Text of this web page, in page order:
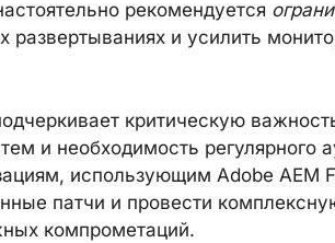
рекомендуется
и усилить
критическую
и необходимость регулярного
использующим Adobe AEM
патчи и провести
компрометаций.